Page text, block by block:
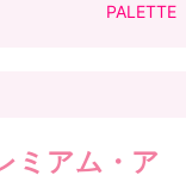
PALETTE
ミアム・ア